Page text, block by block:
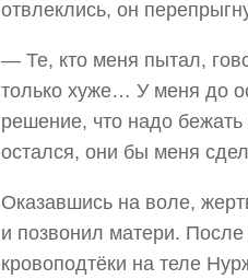
отвлеклись, он
— Те, кто меня пытал,
только хуже… У меня до
решение, что надо бежать
остался, они бы меня
Оказавшись на воле,
и позвонил матери. После
кровоподтёки на теле